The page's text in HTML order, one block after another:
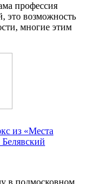
профессия
это возможность
многие этим
из «Места
в подмосковном